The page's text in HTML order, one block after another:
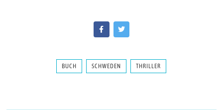
BUCH SCHWEDEN THRILLER